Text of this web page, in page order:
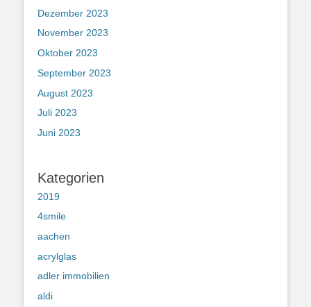
Dezember 2023
November 2023
Oktober 2023
September 2023
August 2023
Juli 2023
Juni 2023
Kategorien
2019
4smile
aachen
acrylglas
adler immobilien
aldi